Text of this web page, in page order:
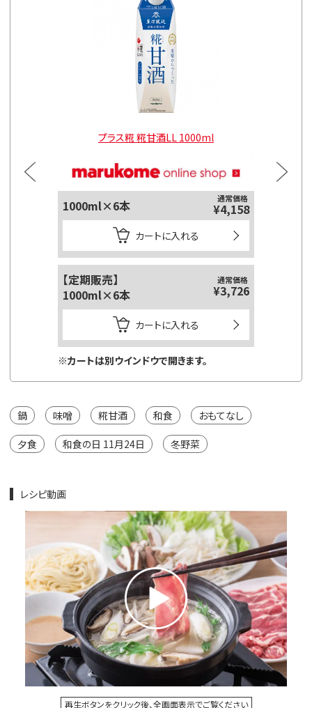
プラス糀 糀甘酒LL 1000ml
1000ml×6本 通常価格
¥4,158
カートに入れる
【定期販売】
1000ml×6本
通常価格
¥3,726
カートに入れる
※カートは別ウインドウで開きます。
鍋 味噌 糀甘酒 和食 おもてなし
夕食 和食の日 11月24日 冬野菜
レシピ動画
再生ボタンをクリック後、全画面表示でご覧ください